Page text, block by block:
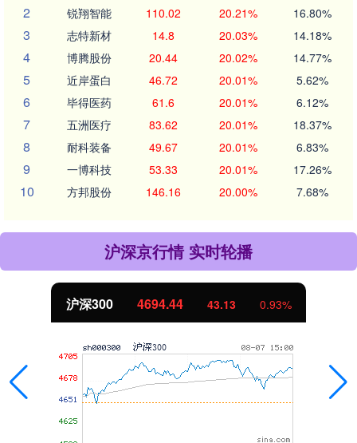
2 锐翔智能 110.02 20.21% 16.80%
3 志特新材 14.8 20.03% 14.18%
4 博腾股份 20.44 20.02% 14.77%
5 近岸蛋白 46.72 20.01% 5.62%
6 毕得医药 61.6 20.01% 6.12%
7 五洲医疗 83.62 20.01% 18.37%
8 耐科装备 49.67 20.01% 6.83%
9 一博科技 53.33 20.01% 17.26%
10 方邦股份 146.16 20.00% 7.68%
沪深京行情 实时轮播
沪深300 4694.44 43.13 0.93%